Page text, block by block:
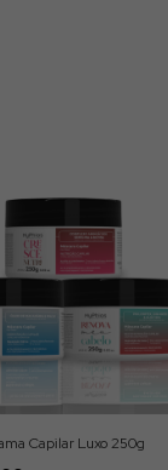
Capilar Luxo 250g